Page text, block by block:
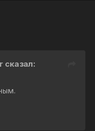
сказал: